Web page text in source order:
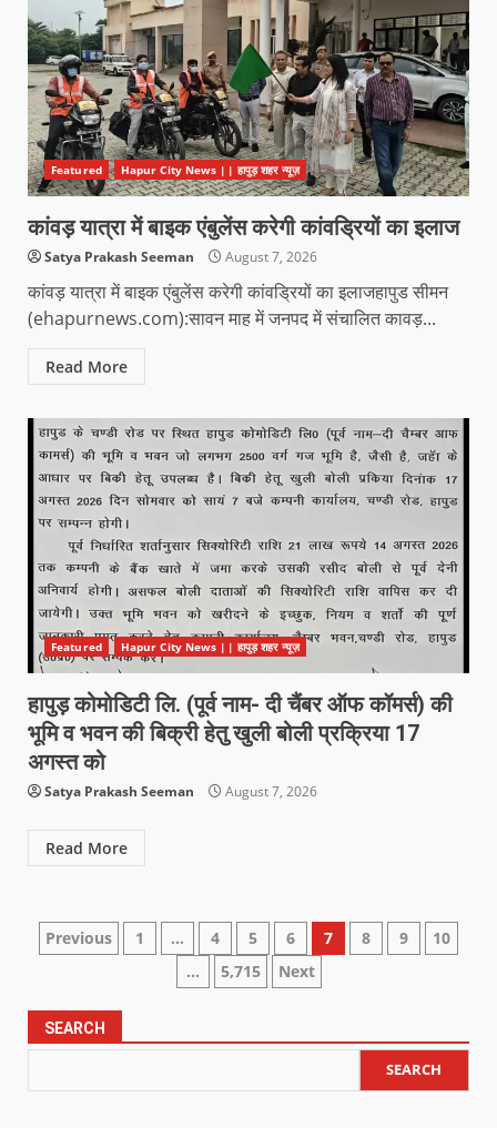
Featured Hapur City News || हापुड़ शहर न्यूज़
कांवड़ यात्रा में बाइक एंबुलेंस करेगी कांवड्रियों का इलाज
Satya Prakash Seeman August 7, 2026
कांवड़ यात्रा में बाइक एंबुलेंस करेगी कांवड्रियों का इलाजहापुड सीमन
(ehapurnews.com):सावन माह में जनपद में संचालित कावड़...
Read More
Featured Hapur City News || हापुड़ शहर न्यूज़
हापुड़ कोमोडिटी लि. (पूर्व नाम- दी चैंबर ऑफ कॉमर्स) की
भूमि व भवन की बिक्री हेतु खुली बोली प्रक्रिया 17
अगस्त को
Satya Prakash Seeman August 7, 2026
Read More
Previous 1 … 4 5 6 7 8 9
10
…
5,715 Next
SEARCH
SEARCH